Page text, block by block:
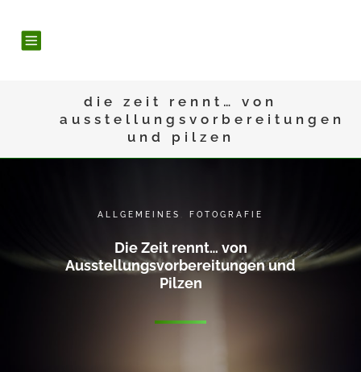
die zeit rennt… von
ausstellungsvorbereitungen
und pilzen
ALLGEMEINES FOTOGRAFIE
Die Zeit rennt… von
Ausstellungsvorbereitungen und
Pilzen